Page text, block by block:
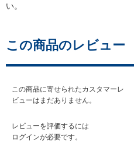
い。
この商品のレビュー
この商品に寄せられたカスタマーレ
ビューはまだありません。
レビューを評価するには
ログインが必要です。